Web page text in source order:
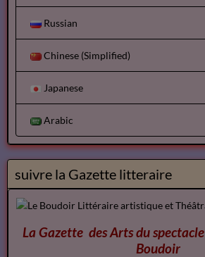
Russian
Chinese (Simplified)
Japanese
Arabic
suivre la Gazette litteraire
La Gazette des Arts du spectacle
Boudoir